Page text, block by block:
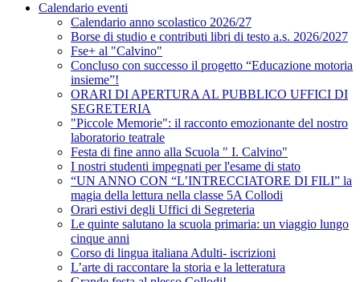
Calendario eventi
Calendario anno scolastico 2026/27
Borse di studio e contributi libri di testo a.s. 2026/2027
Fse+ al "Calvino"
Concluso con successo il progetto “Educazione motoria
insieme”!
ORARI DI APERTURA AL PUBBLICO UFFICI DI
SEGRETERIA
"Piccole Memorie": il racconto emozionante del nostro
laboratorio teatrale
Festa di fine anno alla Scuola " I. Calvino"
I nostri studenti impegnati per l'esame di stato
“UN ANNO CON “L’INTRECCIATORE DI FILI” la
magia della lettura nella classe 5A Collodi
Orari estivi degli Uffici di Segreteria
Le quinte salutano la scuola primaria: un viaggio lungo
cinque anni
Corso di lingua italiana Adulti- iscrizioni
L’arte di raccontare la storia e la letteratura